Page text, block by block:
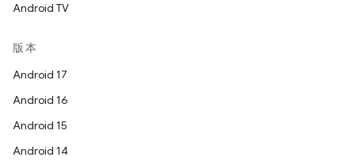
Android TV
版本
Android 17
Android 16
Android 15
Android 14